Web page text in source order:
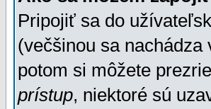
Pripojiť sa do
(večšinou sa
potom si môžete
prístup, niektoré sú